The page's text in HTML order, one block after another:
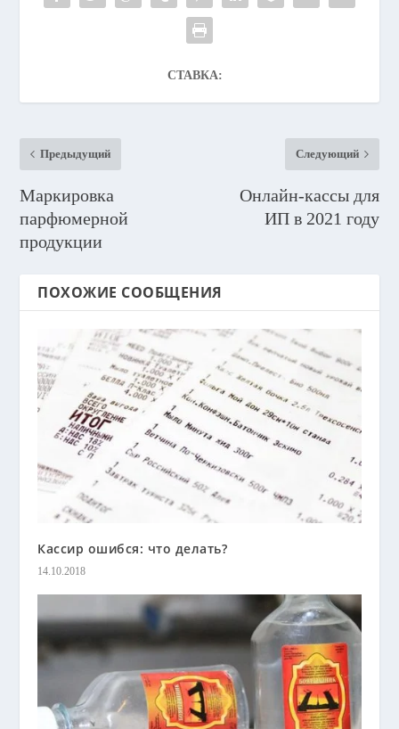
СТАВКА:
Предыдущий
Маркировка
парфюмерной
продукции
Следующий
Онлайн-кассы для
ИП в 2021 году
ПОХОЖИЕ СООБЩЕНИЯ
Кассир ошибся: что делать?
14.10.2018